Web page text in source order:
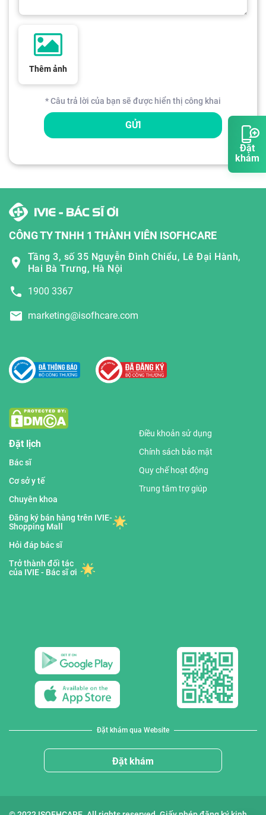
Đặt
khám
Thêm ảnh
* Câu trả lời của bạn sẽ được hiển thị công khai
GỬI
CÔNG TY TNHH 1 THÀNH VIÊN ISOFHCARE
Tầng 3, số 35 Nguyễn Đình Chiểu, Lê Đại Hành,
Hai Bà Trưng, Hà Nội
1900 3367
marketing@isofhcare.com
Đặt lịch
Bác sĩ
Cơ sở y tế
Chuyên khoa
Đăng ký bán hàng trên IVIE-
Shopping Mall
Hỏi đáp bác sĩ
Trở thành đối tác
của IVIE - Bác sĩ ơi
Điều khoản sử dụng
Chính sách bảo mật
Quy chế hoạt động
Trung tâm trợ giúp
Đặt khám qua Website
Đặt khám